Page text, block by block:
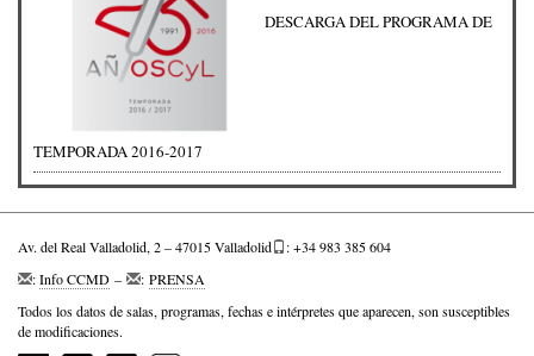
DESCARGA DEL PROGRAMA DE
TEMPORADA 2016-2017
Av. del Real Valladolid, 2 – 47015 Valladolid
: +34 983 385 604
:Info CCMD – : PRENSA
Todos los datos de salas, programas, fechas e intérpretes que aparecen, son susceptibles
de modificaciones.